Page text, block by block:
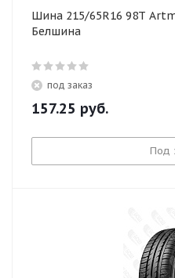
Шина 215/65R16 98T
Белшина
под заказ
157.25 руб.
Под